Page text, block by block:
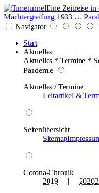
Eine Zeitreise
Machtergreifung 1933 …
Navigator
Start
Aktuelles
Aktuelles * Termine *
Pandemie
Aktuelles / Termine
Leitartikel &
Seitenübersicht
Sitemap
Corona-Chronik
2019 | 2020